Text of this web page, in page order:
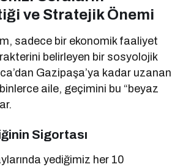
ve Stratejik Önemi
sadece bir ekonomik faaliyet
belirleyen bir sosyolojik
Gazipaşa’ya kadar uzanan
aile, geçimini bu “beyaz
Sigortası
yediğimiz her 10